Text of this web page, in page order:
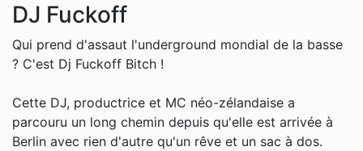
DJ Fuckoff
Qui prend d'assaut l'underground mondial de la basse
? C'est Dj Fuckoff Bitch !
Cette DJ, productrice et MC néo-zélandaise a
parcouru un long chemin depuis qu'elle est arrivée à
Berlin avec rien d'autre qu'un rêve et un sac à dos.